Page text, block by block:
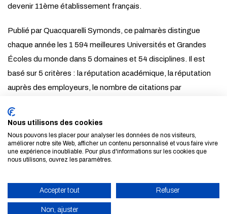
devenir 11ème établissement français.
Publié par Quacquarelli Symonds, ce palmarès distingue
chaque année les 1 594 meilleures Universités et Grandes
Écoles du monde dans 5 domaines et 54 disciplines. Il est
basé sur 5 critères : la réputation académique, la réputation
auprès des employeurs, le nombre de citations par
mesurer à la fois la productivité, l'impact des travaux publiés
l'efficacité de l'a mise en palce de collaborations de recherche
dans chacun des 5 domaines.
TOUTES LES ACTUALITÉS ET LES ÉVÈNEMENTS
Nous utilisons des cookies
Nous pouvons les placer pour analyser les données de nos visiteurs,
améliorer notre site Web, afficher un contenu personnalisé et vous faire vivre
une expérience inoubliable. Pour plus d'informations sur les cookies que
nous utilisons, ouvrez les paramètres.
Accepter tout Refuser
Non, ajuster